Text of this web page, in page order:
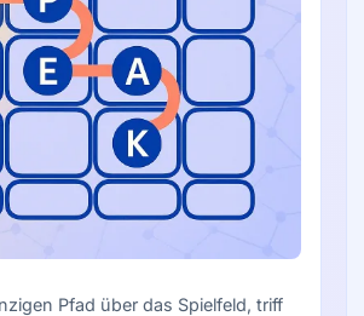
Pfad über das Spielfeld, triff